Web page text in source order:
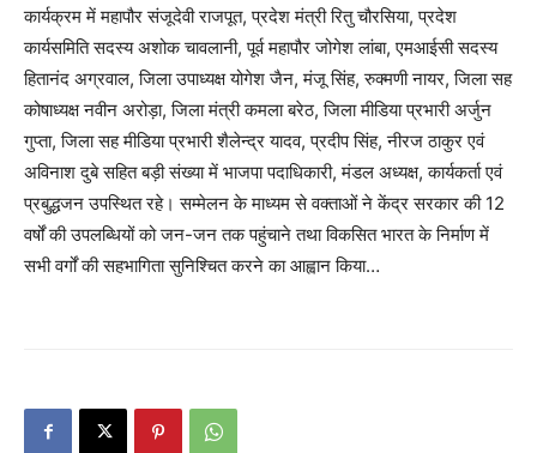
कार्यक्रम में महापौर संजूदेवी राजपूत, प्रदेश मंत्री रितु चौरसिया, प्रदेश
कार्यसमिति सदस्य अशोक चावलानी, पूर्व महापौर जोगेश लांबा, एमआईसी सदस्य
हितानंद अग्रवाल, जिला उपाध्यक्ष योगेश जैन, मंजू सिंह, रुक्मणी नायर, जिला सह
कोषाध्यक्ष नवीन अरोड़ा, जिला मंत्री कमला बरेठ, जिला मीडिया प्रभारी अर्जुन
गुप्ता, जिला सह मीडिया प्रभारी शैलेन्द्र यादव, प्रदीप सिंह, नीरज ठाकुर एवं
अविनाश दुबे सहित बड़ी संख्या में भाजपा पदाधिकारी, मंडल अध्यक्ष, कार्यकर्ता एवं
प्रबुद्धजन उपस्थित रहे। सम्मेलन के माध्यम से वक्ताओं ने केंद्र सरकार की 12
वर्षों की उपलब्धियों को जन-जन तक पहुंचाने तथा विकसित भारत के निर्माण में
सभी वर्गों की सहभागिता सुनिश्चित करने का आह्वान किया…